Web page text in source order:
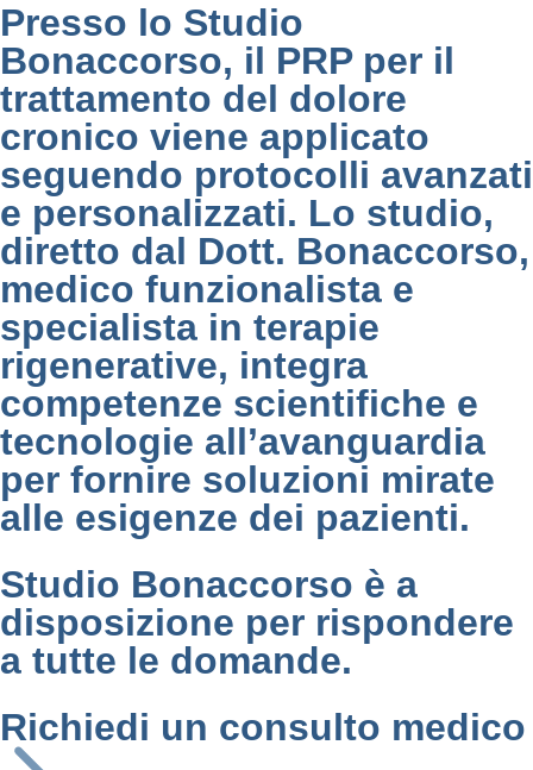
Presso lo Studio
Bonaccorso, il PRP per il
trattamento del dolore
cronico viene applicato
seguendo protocolli avanzati
e personalizzati. Lo studio,
diretto dal Dott. Bonaccorso,
medico funzionalista e
specialista in terapie
rigenerative, integra
competenze scientifiche e
tecnologie all’avanguardia
per fornire soluzioni mirate
alle esigenze dei pazienti.
Studio Bonaccorso è a
disposizione per rispondere
a tutte le domande.
Richiedi un consulto medico